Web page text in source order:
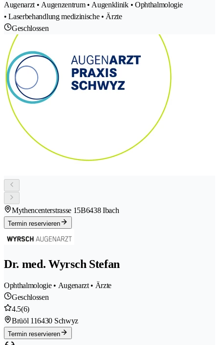
Augenarzt • Augenzentrum • Augenklinik • Ophthalmologie
• Laserbehandlung medizinische • Ärzte
Geschlossen
Mythencenterstrasse 15B6438 Ibach
Termin reservieren
Dr. med. Wyrsch Stefan
Ophthalmologie • Augenarzt • Ärzte
Geschlossen
4.5(6)
Brüöl 116430 Schwyz
Termin reservieren